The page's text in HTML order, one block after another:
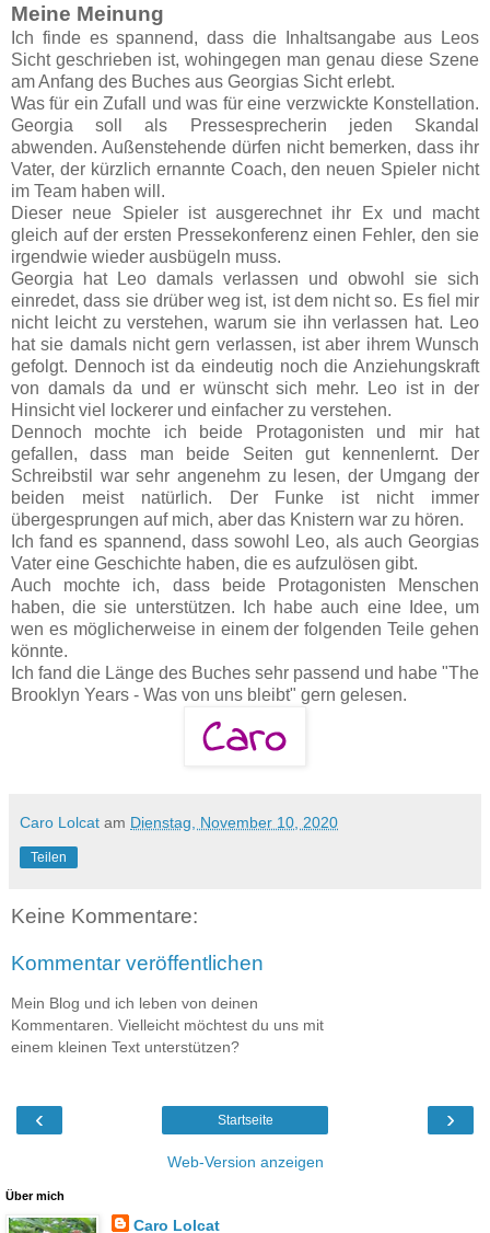
Meine Meinung
Ich finde es spannend, dass die Inhaltsangabe aus Leos
Sicht geschrieben ist, wohingegen man genau diese Szene
am Anfang des Buches aus Georgias Sicht erlebt.
Was für ein Zufall und was für eine verzwickte Konstellation.
Georgia soll als Pressesprecherin jeden Skandal
abwenden. Außenstehende dürfen nicht bemerken, dass ihr
Vater, der kürzlich ernannte Coach, den neuen Spieler nicht
im Team haben will.
Dieser neue Spieler ist ausgerechnet ihr Ex und macht
gleich auf der ersten Pressekonferenz einen Fehler, den sie
irgendwie wieder ausbügeln muss.
Georgia hat Leo damals verlassen und obwohl sie sich
einredet, dass sie drüber weg ist, ist dem nicht so. Es fiel mir
nicht leicht zu verstehen, warum sie ihn verlassen hat. Leo
hat sie damals nicht gern verlassen, ist aber ihrem Wunsch
gefolgt. Dennoch ist da eindeutig noch die Anziehungskraft
von damals da und er wünscht sich mehr. Leo ist in der
Hinsicht viel lockerer und einfacher zu verstehen.
Dennoch mochte ich beide Protagonisten und mir hat
gefallen, dass man beide Seiten gut kennenlernt. Der
Schreibstil war sehr angenehm zu lesen, der Umgang der
beiden meist natürlich. Der Funke ist nicht immer
übergesprungen auf mich, aber das Knistern war zu hören.
Ich fand es spannend, dass sowohl Leo, als auch Georgias
Vater eine Geschichte haben, die es aufzulösen gibt.
Auch mochte ich, dass beide Protagonisten Menschen
haben, die sie unterstützen. Ich habe auch eine Idee, um
wen es möglicherweise in einem der folgenden Teile gehen
könnte.
Ich fand die Länge des Buches sehr passend und habe "The
Brooklyn Years - Was von uns bleibt" gern gelesen.
Caro Lolcat am Dienstag, November 10, 2020
Teilen
Keine Kommentare:
Kommentar veröffentlichen
Mein Blog und ich leben von deinen
Kommentaren. Vielleicht möchtest du uns mit
einem kleinen Text unterstützen?
‹ ›
Startseite
Web-Version anzeigen
Über mich
Caro Lolcat